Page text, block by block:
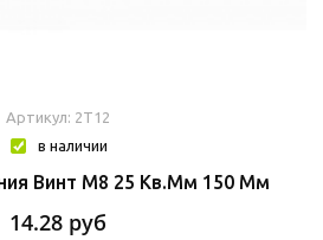
Артикул: 2T12
в наличии
Винт М8 25 Кв.мм 150 Мм
14.28 руб